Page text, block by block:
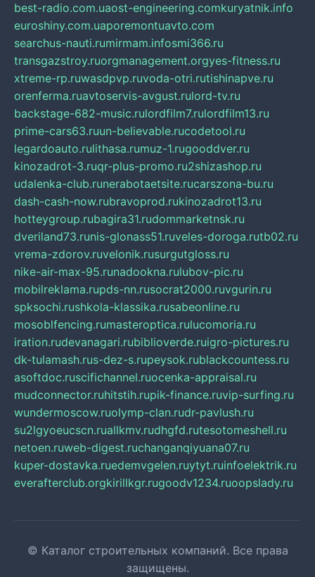
best-radio.com.uaost-engineering.comkuryatnik.info
euroshiny.com.uaporemontuavto.com
searchus-nauti.rumirmam.infosmi366.ru
transgazstroy.ruorgmanagement.orgyes-fitness.ru
xtreme-rp.ruwasdpvp.ruvoda-otri.rutishinapve.ru
orenferma.ruavtoservis-avgust.rulord-tv.ru
backstage-682-music.rulordfilm7.rulordfilm13.ru
prime-cars63.ruun-believable.rucodetool.ru
legardoauto.rulithasa.rumuz-1.rugooddver.ru
kinozadrot-3.ruqr-plus-promo.ru2shizashop.ru
udalenka-club.runerabotaetsite.rucarszona-bu.ru
dash-cash-now.rubravoprod.rukinozadrot13.ru
hotteygroup.rubagira31.rudommarketnsk.ru
dveriland73.runis-glonass51.ruveles-doroga.rutb02.ru
vrema-zdorov.ruvelonik.rusurgutgloss.ru
nike-air-max-95.runadookna.rulubov-pic.ru
mobilreklama.rupds-nn.rusocrat2000.ruvgurin.ru
spksochi.rushkola-klassika.rusabeonline.ru
mosoblfencing.rumasteroptica.rulucomoria.ru
iration.rudevanagari.rubiblioverde.ruigro-pictures.ru
dk-tulamash.rus-dez-s.rupeysok.rublackcountess.ru
asoftdoc.ruscifichannel.ruocenka-appraisal.ru
mudconnector.ruhitstih.rupik-finance.ruvip-surfing.ru
wundermoscow.ruolymp-clan.rudr-pavlush.ru
su2lgyoeucscn.ruallkmv.rudhgfd.rutesotomeshell.ru
netoen.ruweb-digest.ruchanganqiyuana07.ru
kuper-dostavka.ruedemvgelen.ruytyt.ruinfoelektrik.ru
everafterclub.orgkirillkgr.rugoodv1234.ruoopslady.ru
© Каталог строительных компаний. Все права
защищены.